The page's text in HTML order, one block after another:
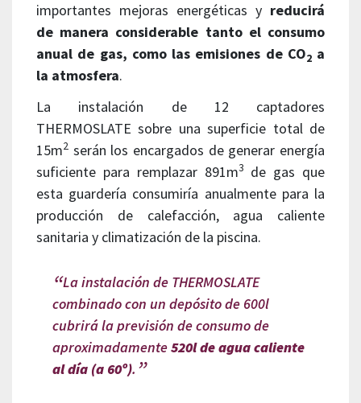
importantes mejoras energéticas y reducirá
de manera considerable tanto el consumo
anual de gas, como las emisiones de CO2a
la atmosfera.
La instalación de 12 captadores
THERMOSLATE sobre una superficie total de
15m2 serán los encargados de generar energía
suficiente para remplazar 891m3 de gas que
esta guardería consumiría anualmente para la
producción de calefacción, agua caliente
sanitaria y climatización de la piscina.
La instalación de THERMOSLATE
combinado con un depósito de 600l
cubrirá la previsión de consumo de
aproximadamente520l de agua caliente
al día (a 60º).